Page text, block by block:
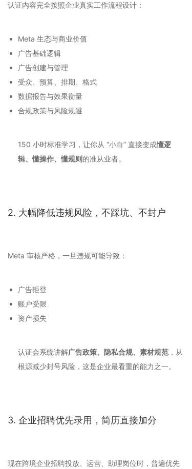
认证内容完全按照企业真实工作流程设计：
Meta 生态与商业价值
广告基础逻辑
广告创建与管理
受众、预算、排期、格式
数据报告与效果衡量
合规政策与风险规避
150 小时标准学习，让你从 “小白” 直接变成懂逻
辑、懂操作、懂规则的准从业者。
2. 大幅降低违规风险，不踩坑、不封户
Meta 审核严格，一旦违规可能导致：
广告拒登
账户受限
资产损失
认证会系统讲解广告政策、隐私合规、素材规范 ，从
根源减少封号风险，这是企业最看重的能力之一。
3. 企业招聘优先录用，简历直接加分
现在跨境企业招聘投放、运营、助理岗位时，普遍优先